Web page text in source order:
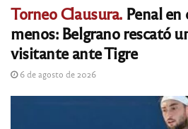
Torneo Clausura.Penal en
menos: Belgrano rescató
visitante ante Tigre
6 de agosto de 2026